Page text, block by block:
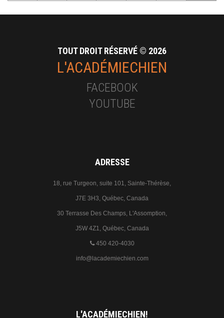
TOUT DROIT RÉSERVÉ © 2026
L'ACADÉMIECHIEN
FACEBOOK
YOUTUBE
ADRESSE
18, rue Turgeon, suite 101, Sainte-Thérèse,
J7E 3H3, Québec, Canada
30 Terrasse Des Champs, L'Assomption,
J5W 4Z1, Québec, Canada
450 420-4030
info@lacademiechien.com
L'ACADÉMIECHIEN!